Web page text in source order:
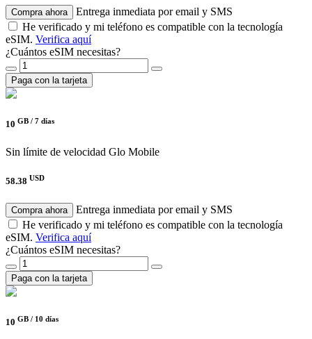
Compra ahora
Entrega inmediata por email y SMS
He verificado y mi teléfono es compatible con la tecnología
eSIM. Verifica aquí
¿Cuántos eSIM necesitas?
Paga con la tarjeta
10 GB / 7 días
Sin límite de velocidad Glo Mobile
58.38 USD
Compra ahora
Entrega inmediata por email y SMS
He verificado y mi teléfono es compatible con la tecnología
eSIM. Verifica aquí
¿Cuántos eSIM necesitas?
Paga con la tarjeta
10 GB / 10 días